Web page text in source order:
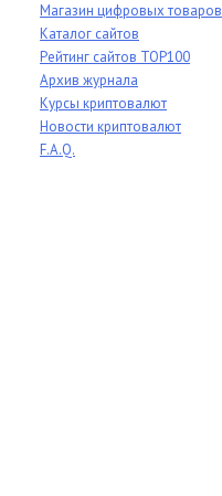
Магазин цифровых товаров
Каталог сайтов
Рейтинг сайтов TOP100
Архив журнала
Курсы криптовалют
Новости криптовалют
F.A.Q.